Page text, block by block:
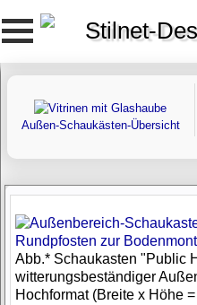
Stilnet-
Außen-Schaukästen-Übersicht
Abb.* Schaukasten "Public
witterungsbeständiger
Hochformat (Breite x Höhe